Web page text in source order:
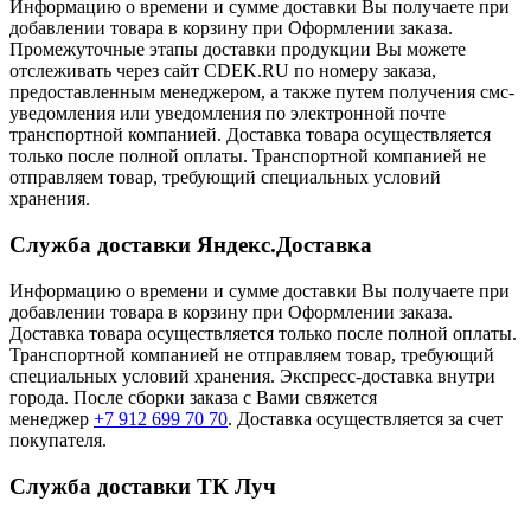
Информацию о времени и сумме доставки Вы получаете при
добавлении товара в корзину при Оформлении заказа.
Промежуточные этапы доставки продукции Вы можете
отслеживать через сайт CDEK.RU по номеру заказа,
предоставленным менеджером, а также путем получения смс-
уведомления или уведомления по электронной почте
транспортной компанией. Доставка товара осуществляется
только после полной оплаты. Транспортной компанией не
отправляем товар, требующий специальных условий
хранения.
Служба доставки Яндекс.Доставка
Информацию о времени и сумме доставки Вы получаете при
добавлении товара в корзину при Оформлении заказа.
Доставка товара осуществляется только после полной оплаты.
Транспортной компанией не отправляем товар, требующий
специальных условий хранения. Экспресс-доставка внутри
города. После сборки заказа с Вами свяжется
менеджер +7 912 699 70 70. Доставка осуществляется за счет
покупателя.
Служба доставки ТК Луч